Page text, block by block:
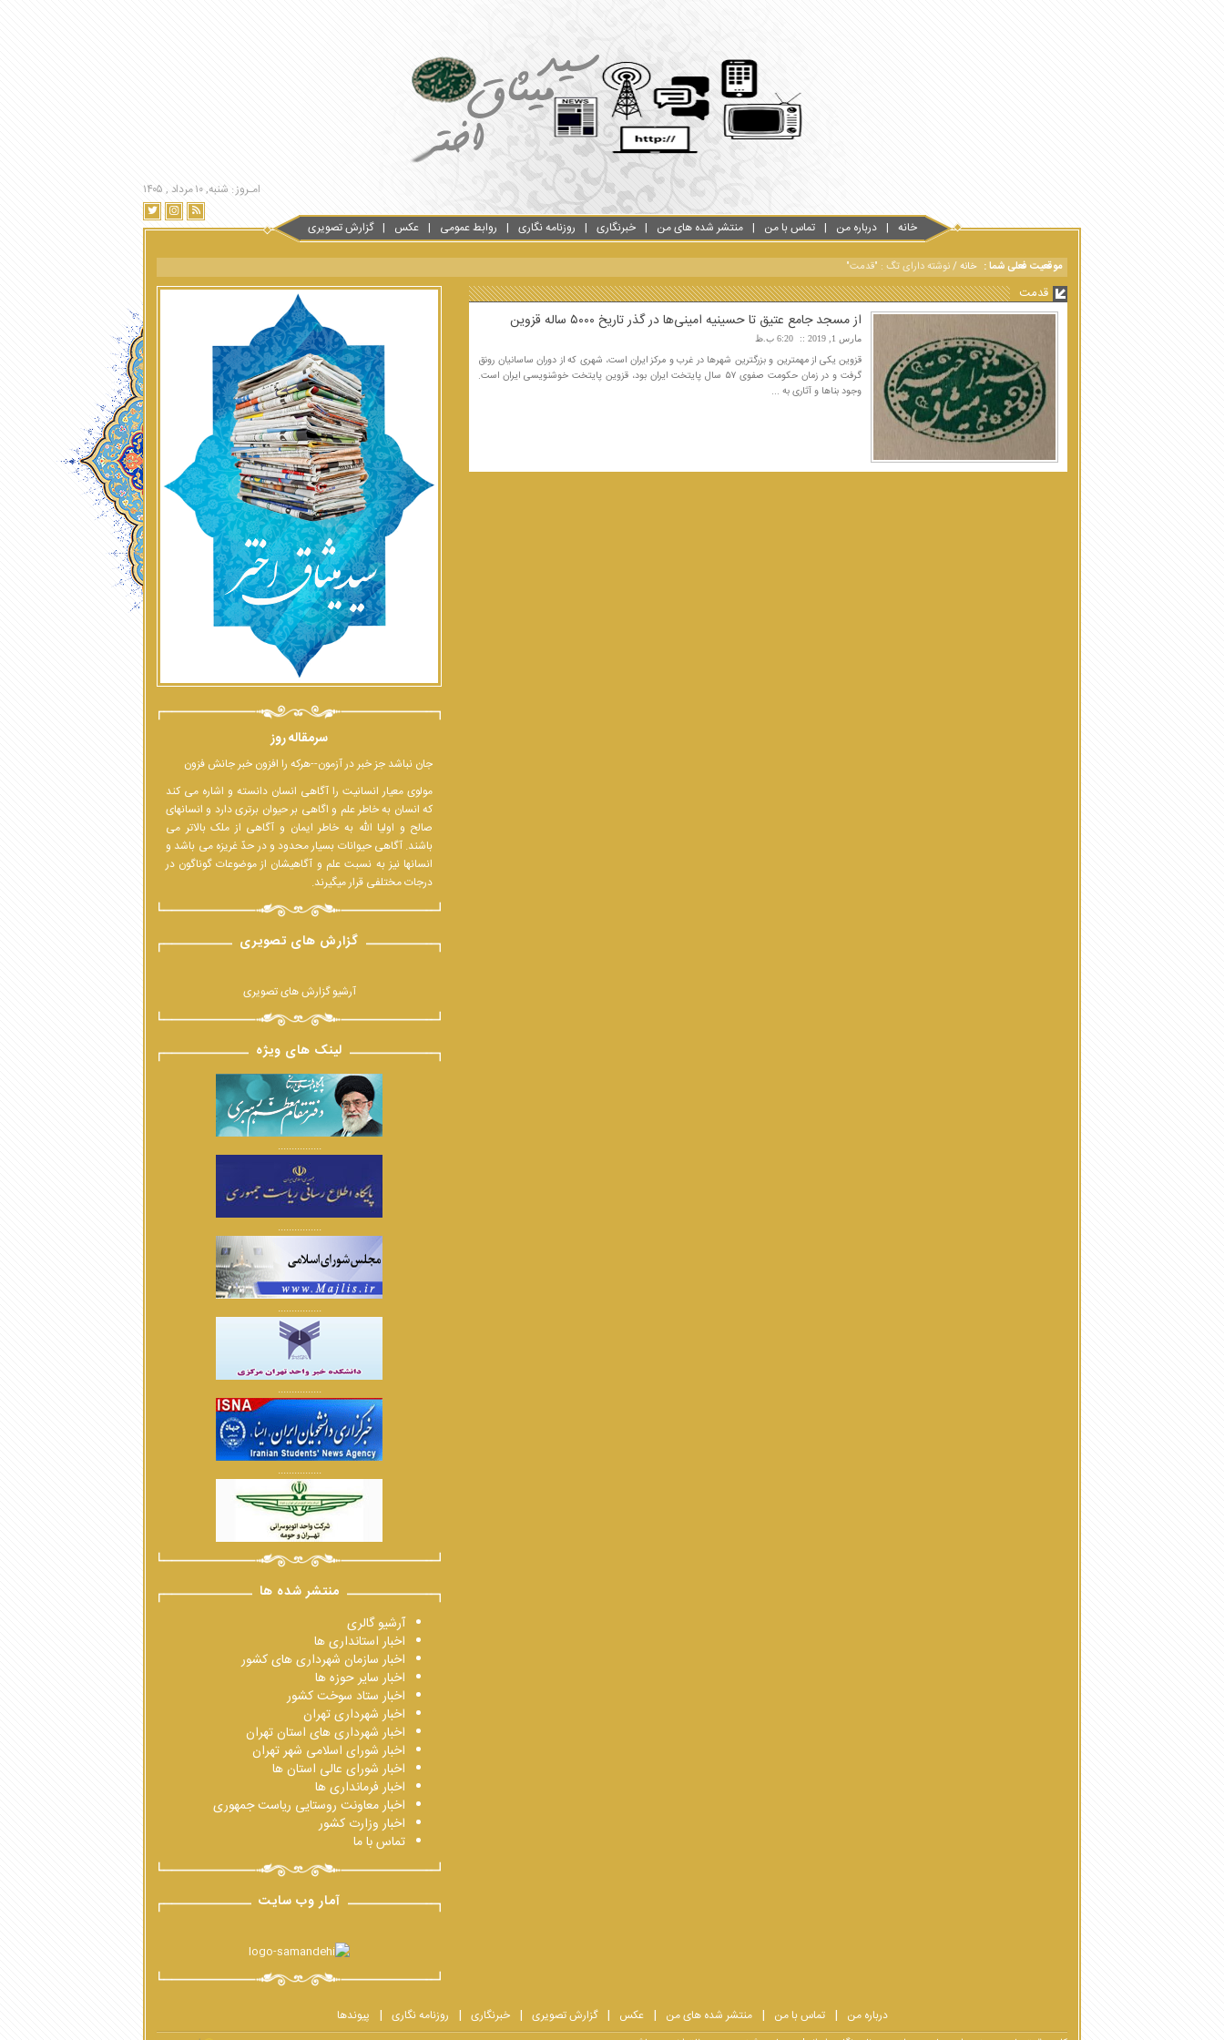
امـروز : شنبه, ۱۰ مرداد , ۱۴۰۵
خانه درباره من تماس با من منتشر شده های من خبرنگاری روزنامه نگاری روابط عمومی عکس گزارش تصویری
موقعیت فعلی شما : خانه/نوشته دارای تگ : "قدمت"
قدمت
از مسجد جامع عتیق تا حسینیه امینی‌ها در گذر تاریخ ۵٠٠٠ ساله قزوین
مارس 1, 2019 6:20 ب.ظ
قزوین یکی از مهمترین و بزرگترین شهرها در غرب و مرکز ایران است، شهری که از دوران ساسانیان رونق
گرفت و در زمان حکومت صفوی ۵۷ سال پایتخت ایران بود، قزوین پایتخت خوشنویسی ایران است.
وجود بناها و آثاری به ...
سرمقاله روز
جان نباشد جز خبر در آزمون--هرکه را افزون خبر جانش فزون
مولوی معیار انسانیت را آگاهی انسان دانسته و اشاره می کند
که انسان به خاطر علم و اگاهی بر حیوان برتری دارد و انسانهای
صالح و اولیا الله به خاطر ایمان و آگاهی از ملک بالاتر می
باشند. آگاهی حیوانات بسیار محدود و در حدّ غریزه می باشد و
انسانها نیز به نسبت علم و آگاهیشان از موضوعات گوناگون در
درجات مختلفی قرار میگیرند.
گزارش های تصویری
آرشیو گزارش های تصویری
لینک های ویژه
................
................
................
................
................
منتشر شده ها
آرشیو گالری
اخبار استانداری ها
اخبار سازمان شهرداری های کشور
اخبار سایر حوزه ها
اخبار ستاد سوخت کشور
اخبار شهرداری تهران
اخبار شهرداری های استان تهران
اخبار شورای اسلامی شهر تهران
اخبار شورای عالی استان ها
اخبار فرمانداری ها
اخبار معاونت روستایی ریاست جمهوری
اخبار وزارت کشور
تماس با ما
آمار وب سایت
درباره من تماس با من منتشر شده های من عکس گزارش تصویری خبرنگاری روزنامه نگاری پیوندها